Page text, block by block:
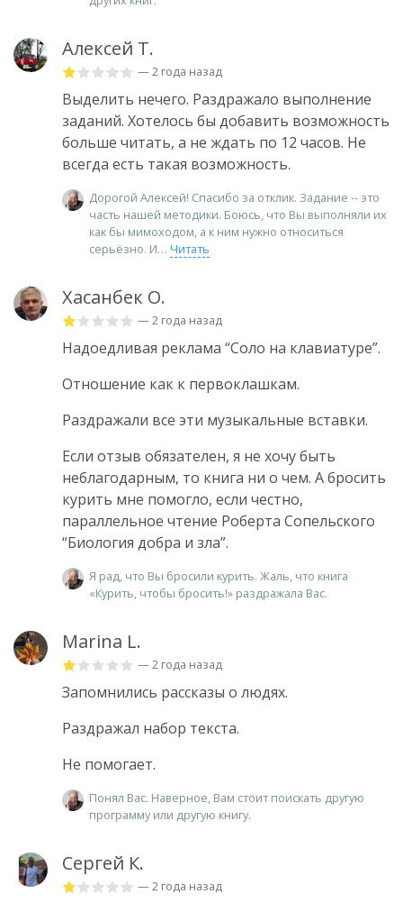
Алексей Т.
— 2 года назад
Выделить нечего. Раздражало выполнение
заданий. Хотелось бы добавить возможность
больше читать, а не ждать по 12 часов. Не
всегда есть такая возможность.
Дорогой Алексей! Спасибо за отклик. Задание -- это
часть нашей методики. Боюсь, что Вы выполняли их
как бы мимоходом, а к ним нужно относиться
серьёзно. И
Читать
Хасанбек О.
— 2 года назад
Надоедливая реклама “Соло на клавиатуре”.
Отношение как к первоклашкам.
Раздражали все эти музыкальные вставки.
Если отзыв обязателен, я не хочу быть
неблагодарным, то книга ни о чем. А бросить
курить мне помогло, если честно,
параллельное чтение Роберта Сопельского
“Биология добра и зла”.
Я рад, что Вы бросили курить. Жаль, что книга
«Курить, чтобы бросить!» раздражала Вас.
Marina L.
— 2 года назад
Запомнились рассказы о людях.
Раздражал набор текста.
Не помогает.
Понял Вас. Наверное, Вам стоит поискать другую
программу или другую книгу.
Сергей К.
— 2 года назад